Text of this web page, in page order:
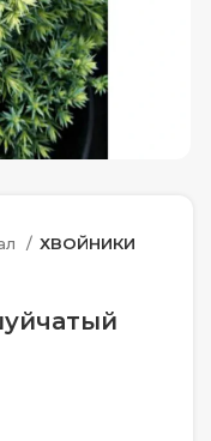
ХВОЙНИКИ